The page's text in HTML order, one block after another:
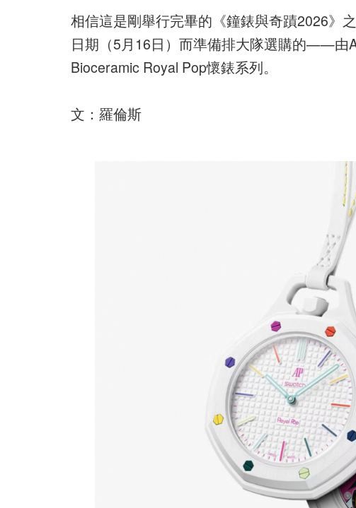
相信這是剛舉行完畢的《鐘錶與奇蹟2026》
日期（5月16日）而準備排大隊選購的——由
Bioceramic Royal Pop懷錶系列。
文：羅倫斯